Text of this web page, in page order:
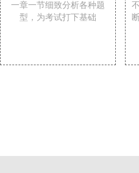
一章一节细致分析各种题
型，为考试打下基础